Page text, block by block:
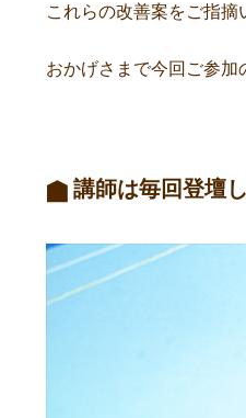
これらの改善案をご指
おかげさまで今回ご参
講師は毎回登壇